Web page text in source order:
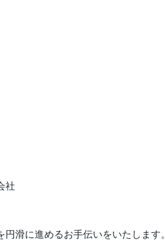
滑に進めるお手伝いをいたします。